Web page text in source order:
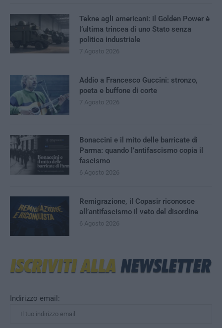
Indirizzo email:
Tekne agli americani: il Golden Power è
l’ultima trincea di uno Stato senza
politica industriale
7 Agosto 2026
Addio a Francesco Guccini: stronzo,
poeta e buffone di corte
7 Agosto 2026
Bonaccini e il mito delle barricate di
Parma: quando l’antifascismo copia il
fascismo
6 Agosto 2026
Remigrazione, il Copasir riconosce
all’antifascismo il veto del disordine
6 Agosto 2026